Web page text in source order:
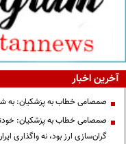
آخرین اخبار
صمصامی خطاب به پزشکیان: به
صمصامی خطاب به پزشکیان:
گران‌سازی ارز بود، نه واگذاری